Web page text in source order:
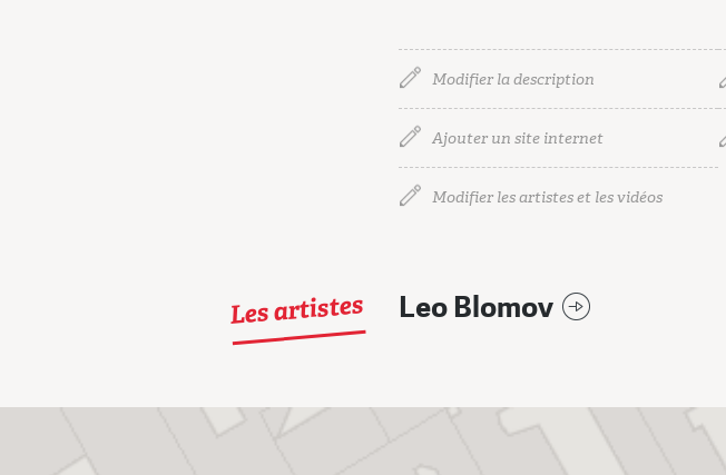
Modifier la description
Ajouter un site internet
Modifier les artistes et les vidéos
Les artistes Leo Blomov